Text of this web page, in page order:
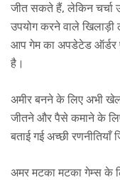
जीत सकते हैं, लेकिन चर्चा
उपयोग करने वाले
आप गेम का अपडेटेड ऑर्डर
है।
अमीर बनने के लिए अभी
जीतने और पैसे कमाने के
बताई गई अच्छी
अमर मटका मटका गेम्स के